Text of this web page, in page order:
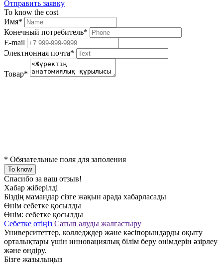
Отправить заявку
To know the cost
Имя*
Конечный потребитель*
E-mail
Электнонная почта*
Товар*
* Обязательные поля для заполения
To know
Спасибо за ваш отзыв!
Хабар жіберілді
Біздің мамандар сізге жақын арада хабарласады
Өнім себетке қосылды
Өнім: себетке қосылды
Себетке өтіңіз Сатып алуды жалғастыру
Университеттер, колледждер және кәсіпорындарды оқыту
орталықтары үшін инновациялық білім беру өнімдерін әзірлеу
және өндіру.
Бізге жазылыңыз